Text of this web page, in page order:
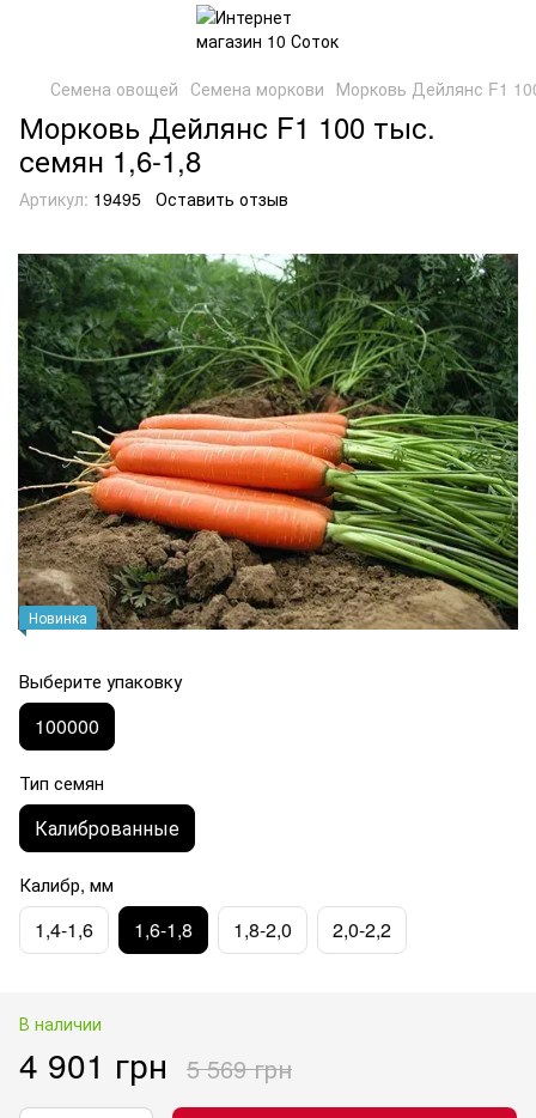
Семена овощей Семена моркови Морковь Дейлянс F1
Морковь Дейлянс F1 100 тыс.
семян 1,6-1,8
Артикул: 19495 Оставить отзыв
Новинка
Выберите упаковку
100000
Тип семян
Калиброванные
Калибр, мм
1,4-1,6 1,6-1,8 1,8-2,0 2,0-2,2
В наличии
4 901 грн 5 569 грн